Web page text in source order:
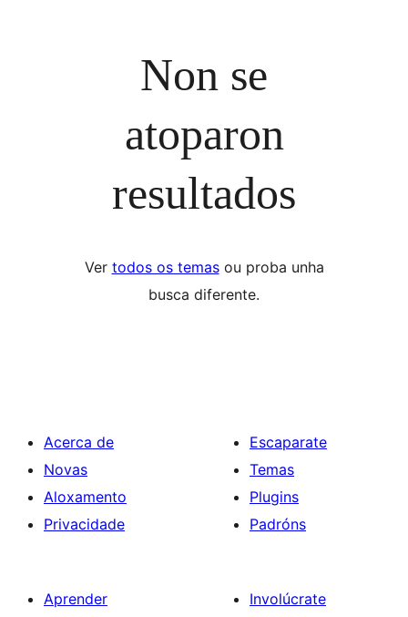
Non se
atoparon
resultados
Ver todos os temasou proba unha
busca diferente.
Acerca de
Novas
Aloxamento
Privacidade
Escaparate
Temas
Plugins
Padróns
Aprender
Involúcrate